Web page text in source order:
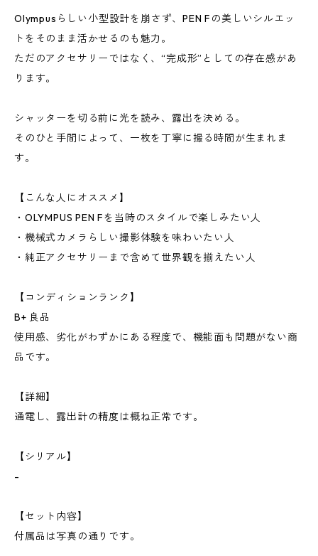
Olympusらしい小型設計を崩さず、PEN Fの美しいシルエッ
トをそのまま活かせるのも魅力。
ただのアクセサリーではなく、“完成形”としての存在感があ
ります。
シャッターを切る前に光を読み、露出を決める。
そのひと手間によって、一枚を丁寧に撮る時間が生まれま
す。
【こんな人にオススメ】
・OLYMPUS PEN Fを当時のスタイルで楽しみたい人
・機械式カメラらしい撮影体験を味わいたい人
・純正アクセサリーまで含めて世界観を揃えたい人
【コンディションランク】
B+ 良品
使用感、劣化がわずかにある程度で、機能面も問題がない商
品です。
【詳細】
通電し、露出計の精度は概ね正常です。
【シリアル】
-
【セット内容】
付属品は写真の通りです。